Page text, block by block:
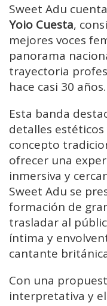
Sweet Adu
Yoio Cuesta,
mejores voces
panorama
trayectoria
hace casi 30 años.
Esta banda
detalles
concepto
ofrecer una
inmersiva y
Sweet Adu se
formación de
trasladar al
íntima y
cantante
Con una
interpretativa y